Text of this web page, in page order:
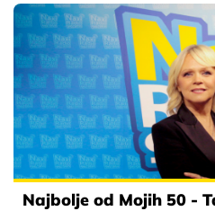
Najbolje od Mojih 50 -